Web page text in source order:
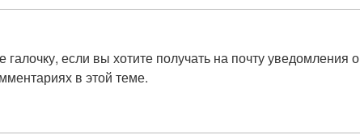
галочку, если вы хотите получать на почту уведомления о
в этой теме.